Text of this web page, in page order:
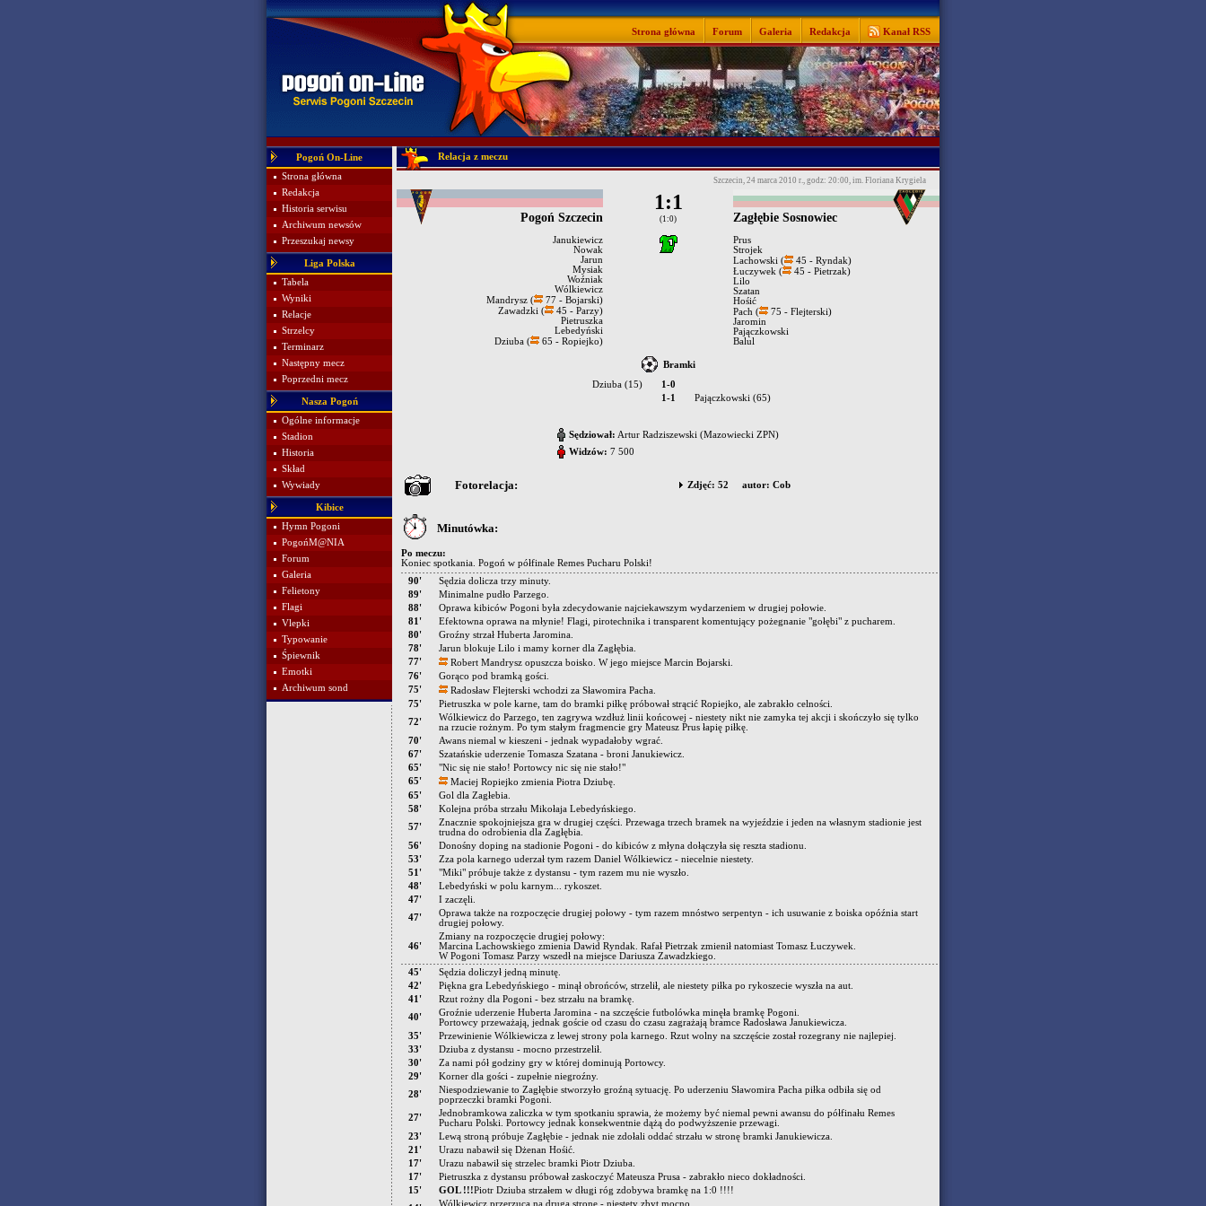
Strona główna Forum Galeria Redakcja Kanał RSS
Pogoń On-Line
Strona główna
Redakcja
Historia serwisu
Archiwum newsów
Przeszukaj newsy
Liga Polska
Tabela
Wyniki
Relacje
Strzelcy
Terminarz
Następny mecz
Poprzedni mecz
Nasza Pogoń
Ogólne informacje
Stadion
Historia
Skład
Wywiady
Kibice
Hymn Pogoni
PogońM@NIA
Forum
Galeria
Felietony
Flagi
Vlepki
Typowanie
Śpiewnik
Emotki
Archiwum sond
Relacja z meczu
Szczecin, 24 marca 2010 r., godz: 20:00, im. Floriana Krygiela
Pogoń Szczecin
1:1
(1:0) Zagłębie Sosnowiec
Janukiewicz
Nowak
Jarun
Mysiak
Woźniak
Wólkiewicz
Mandrysz (
77 - Bojarski)
Zawadzki (
45 - Parzy)
Pietruszka
Lebedyński
Dziuba (
65 - Ropiejko)
Prus
Strojek
Lachowski (
45 - Ryndak)
Łuczywek (
45 - Pietrzak)
Lilo
Szatan
Hośić
Pach (
75 - Flejterski)
Jaromin
Pajączkowski
Balul
Bramki
Dziuba (15)
1-0
1-1
Pajączkowski (65)
Sędziował: Artur Radziszewski (Mazowiecki ZPN)
Widzów: 7 500
Fotorelacja: Zdjęć: 52 autor: Cob
Minutówka:
Po meczu:
Koniec spotkania. Pogoń w półfinale Remes Pucharu Polski!
90'
Sędzia dolicza trzy minuty.
89'
Minimalne pudło Parzego.
88'
Oprawa kibiców Pogoni była zdecydowanie najciekawszym wydarzeniem w drugiej połowie.
81'
Efektowna oprawa na młynie! Flagi, pirotechnika i transparent komentujący pożegnanie "gołębi" z pucharem.
80'
Groźny strzał Huberta Jaromina.
78'
Jarun blokuje Lilo i mamy korner dla Zagłębia.
77'
Robert Mandrysz opuszcza boisko. W jego miejsce Marcin Bojarski.
76'
Gorąco pod bramką gości.
75'
Radosław Flejterski wchodzi za Sławomira Pacha.
75'
Pietruszka w pole karne, tam do bramki piłkę próbował strącić Ropiejko, ale zabrakło celności.
72'
Wólkiewicz do Parzego, ten zagrywa wzdłuż linii końcowej - niestety nikt nie zamyka tej akcji i skończyło się tylko
na rzucie rożnym. Po tym stałym fragmencie gry Mateusz Prus łapię piłkę.
70'
Awans niemal w kieszeni - jednak wypadałoby wgrać.
67'
Szatańskie uderzenie Tomasza Szatana - broni Janukiewicz.
65'
"Nic się nie stało! Portowcy nic się nie stało!"
65'
Maciej Ropiejko zmienia Piotra Dziubę.
65'
Gol dla Zagłebia.
58'
Kolejna próba strzału Mikołaja Lebedyńskiego.
57'
Znacznie spokojniejsza gra w drugiej części. Przewaga trzech bramek na wyjeździe i jeden na własnym stadionie jest
trudna do odrobienia dla Zagłębia.
56'
Donośny doping na stadionie Pogoni - do kibiców z młyna dołączyła się reszta stadionu.
53'
Zza pola karnego uderzał tym razem Daniel Wólkiewicz - niecelnie niestety.
51'
"Miki" próbuje także z dystansu - tym razem mu nie wyszło.
48'
Lebedyński w polu karnym... rykoszet.
47'
I zaczęli.
47'
Oprawa także na rozpoczęcie drugiej połowy - tym razem mnóstwo serpentyn - ich usuwanie z boiska opóźnia start
drugiej połowy.
46'
Zmiany na rozpoczęcie drugiej połowy:
Marcina Lachowskiego zmienia Dawid Ryndak. Rafał Pietrzak zmienił natomiast Tomasz Łuczywek.
W Pogoni Tomasz Parzy wszedł na miejsce Dariusza Zawadzkiego.
45'
Sędzia doliczył jedną minutę.
42'
Piękna gra Lebedyńskiego - minął obrońców, strzelił, ale niestety piłka po rykoszecie wyszła na aut.
41'
Rzut rożny dla Pogoni - bez strzału na bramkę.
40'
Groźnie uderzenie Huberta Jaromina - na szczęście futbolówka minęła bramkę Pogoni.
Portowcy przeważają, jednak goście od czasu do czasu zagrażają bramce Radosława Janukiewicza.
35'
Przewinienie Wólkiewicza z lewej strony pola karnego. Rzut wolny na szczęście został rozegrany nie najlepiej.
33'
Dziuba z dystansu - mocno przestrzelił.
30'
Za nami pół godziny gry w której dominują Portowcy.
29'
Korner dla gości - zupełnie niegroźny.
28'
Niespodziewanie to Zagłębie stworzyło groźną sytuację. Po uderzeniu Sławomira Pacha piłka odbiła się od
poprzeczki bramki Pogoni.
27'
Jednobramkowa zaliczka w tym spotkaniu sprawia, że możemy być niemal pewni awansu do półfinału Remes
Pucharu Polski. Portowcy jednak konsekwentnie dążą do podwyższenie przewagi.
23'
Lewą stroną próbuje Zagłębie - jednak nie zdołali oddać strzału w stronę bramki Janukiewicza.
21'
Urazu nabawił się Dżenan Hośić.
17'
Urazu nabawił się strzelec bramki Piotr Dziuba.
17'
Pietruszka z dystansu próbował zaskoczyć Mateusza Prusa - zabrakło nieco dokładności.
15'
GOL !!!Piotr Dziuba strzałem w długi róg zdobywa bramkę na 1:0 !!!!
Wólkiewicz przerzuca na drugą stronę - niestety zbyt mocno.